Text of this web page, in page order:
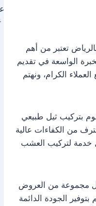
تعتبر من أهم
الواسعة في تقديم
الكرام، ونهتم
بتركيب ثيل طبيعي
من الكفاءات عالية
خدمة لتركيب العشب
مجموعة من العروض
الجودة الدائمة